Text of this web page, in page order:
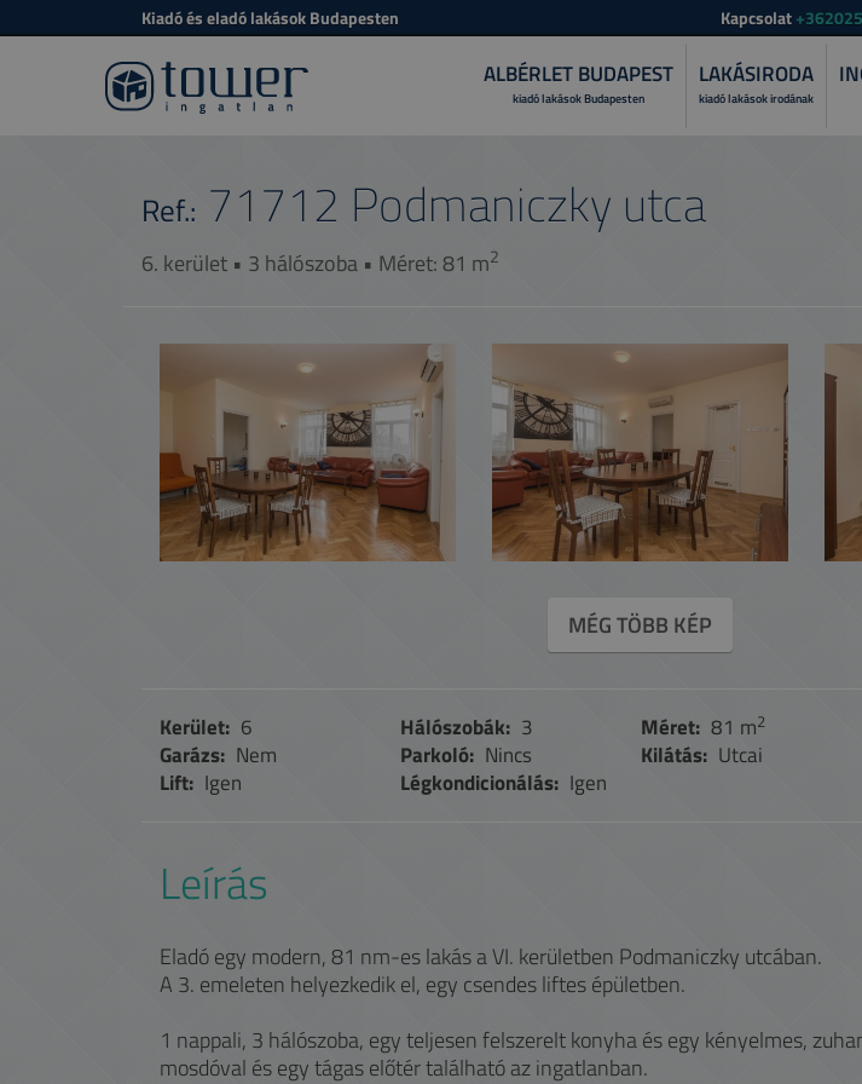
Kiadó és eladó lakások Budapesten Kapcsolat
ALBÉRLET BUDAPEST
kiadó lakások Budapesten
LAKÁSIRODA
kiadó lakások irodának
Podmaniczky utca
Ref.: 71712
6. kerület • 3 hálószoba • Méret: 81 m2
MÉG TÖBB KÉP
Kerület: 6 Hálószobák: 3 Méret: 81 m2
Garázs: Nem Parkoló: Nincs Kilátás: Utcai
Lift: Igen Légkondicionálás: Igen
Leírás
Eladó egy modern, 81 nm-es lakás a VI. kerületben Podmaniczky utcában.
A 3. emeleten helyezkedik el, egy csendes liftes épületben.
1 nappali, 3 hálószoba, egy teljesen felszerelt konyha és egy kényelmes,
mosdóval és egy tágas előtér található az ingatlanban.